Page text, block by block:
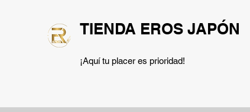
TIENDA EROS JAPÓN
¡Aquí tu placer es prioridad!